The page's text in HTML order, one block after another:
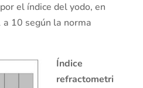
el índice del yodo, en
10 según la norma
Índice
refractometri